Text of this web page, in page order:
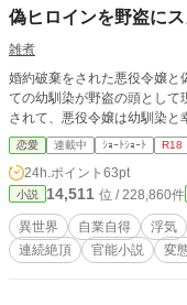
偽ヒロインを野盗に
雑煮
婚約破棄をされた悪役令嬢と
ての幼馴染が野盗の頭として
されて、悪役令嬢は幼馴染と
恋愛 連載中 ｼｮｰﾄｼｮｰﾄ R18
24h.ポイント 63pt
小説 14,511 位 / 228,860件
異世界 自業自得 浮気
連続絶頂
官能小説 変